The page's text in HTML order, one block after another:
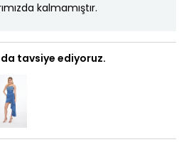
kalmamıştır.
da tavsiye ediyoruz.